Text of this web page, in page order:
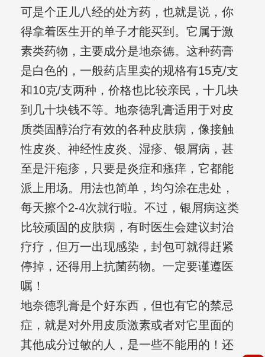
可是个正儿八经的处方药，也就是说，你
得拿着医生开的单子才能买到。它属于激
素类药物，主要成分是地奈德。这种药膏
是白色的，一般药店里卖的规格有15克/支
和10克/支两种，价格也比较亲民，十几块
到几十块钱不等。地奈德乳膏适用于对皮
质类固醇治疗有效的各种皮肤病，像接触
性皮炎、神经性皮炎、湿疹、银屑病，甚
至是汗疱疹，只要是炎症和瘙痒，它都能
派上用场。用法也简单，均匀涂在患处，
每天擦个2-4次就行啦。不过，银屑病这类
比较顽固的皮肤病，有时医生会建议封治
疗疗，但万一出现感染，封包可就得赶紧
停掉，还得用上抗菌药物。一定要谨遵医
嘱！
地奈德乳膏是个好东西，但也有它的禁忌
症，就是对外用皮质激素或者对它里面的
其他成分过敏的人，是一些不能用的！还